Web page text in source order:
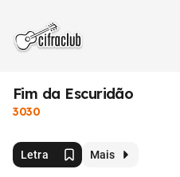
Fim da Escuridão
3030
Letra Mais